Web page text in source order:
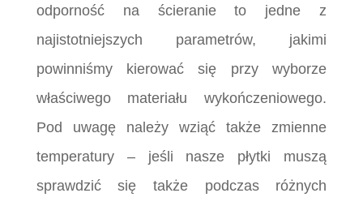
odporność na ścieranie to jedne z
najistotniejszych parametrów, jakimi
powinniśmy kierować się przy wyborze
właściwego materiału wykończeniowego.
Pod uwagę należy wziąć także zmienne
temperatury – jeśli nasze płytki muszą
sprawdzić się także podczas różnych